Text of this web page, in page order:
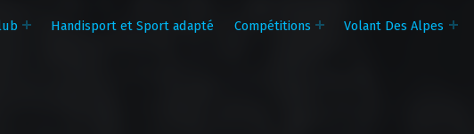
Handisport et Sport adapté Compétitions Volant Des Alpes